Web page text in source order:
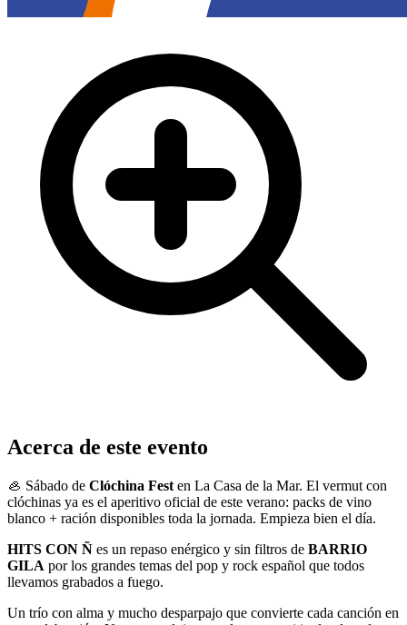
Acerca de este evento
🦪 Sábado de Clóchina Fest en La Casa de la Mar. El vermut con
clóchinas ya es el aperitivo oficial de este verano: packs de vino
blanco + ración disponibles toda la jornada. Empieza bien el día.
HITS CON Ñ es un repaso enérgico y sin filtros de BARRIO
GILA por los grandes temas del pop y rock español que todos
llevamos grabados a fuego.
Un trío con alma y mucho desparpajo que convierte cada canción en